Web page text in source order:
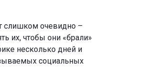
слишком очевидно –
их, чтобы они «брали»
несколько дней и
социальных